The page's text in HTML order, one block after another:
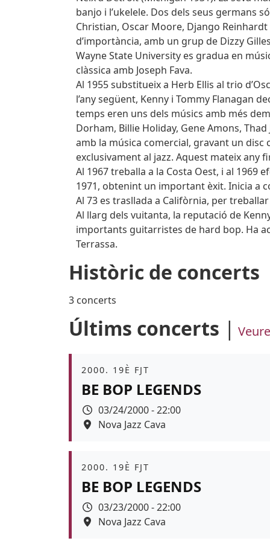
banjo i l’ukelele. Dos dels seus germans
Christian, Oscar Moore, Django
d’importància, amb un grup de Dizzy
Wayne State University es gradua en
clàssica amb Joseph Fava.
Al 1955 substitueix a Herb Ellis al trio
l’any següent, Kenny i Tommy Flanagan
temps eren uns dels músics amb més
Dorham, Billie Holiday, Gene Amons,
amb la música comercial, gravant un disc
exclusivament al jazz. Aquest mateix any
Al 1967 treballa a la Costa Oest, i al 1969
1971, obtenint un important èxit. Inicia a
Al 73 es trasllada a Califòrnia, per
Al llarg dels vuitanta, la reputació de
importants guitarristes de hard bop. Ha
Terrassa.
Històric de concerts
3 concerts
Últims concerts
Àmbit
2000. 19È FJT
BE BOP LEGENDS
Data
03/24/2000 - 22:00
Espai
Nova Jazz Cava
Àmbit
2000. 19È FJT
BE BOP LEGENDS
Data
03/23/2000 - 22:00
Espai
Nova Jazz Cava